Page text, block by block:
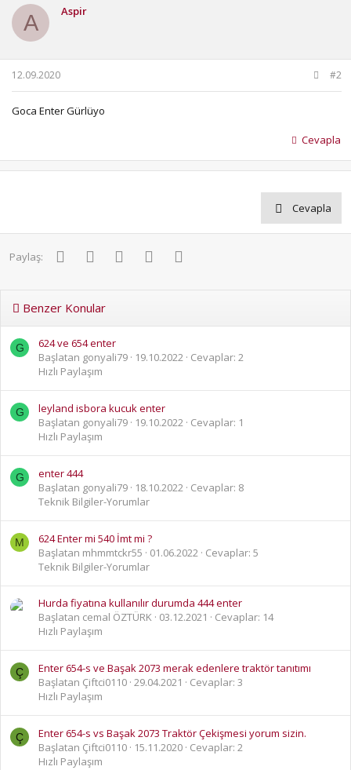
e
r
A Aspir
12.09.2020 #2
Goca Enter Gürlüyo
Cevapla
Cevapla
Paylaş: FacebookTwitter PinterestWhatsApp
Benzer Konular
G
624 ve 654 enter
Başlatan gonyali79
19.10.2022 Cevaplar: 2
Hızlı Paylaşım
G
leyland isbora kucuk enter
Başlatan gonyali79
19.10.2022 Cevaplar: 1
Hızlı Paylaşım
G
enter 444
Başlatan gonyali79
18.10.2022 Cevaplar: 8
Teknik Bilgiler-Yorumlar
M
624 Enter mi 540 İmt mi ?
Başlatan mhmmtckr55
01.06.2022
Cevaplar: 5
Teknik Bilgiler-Yorumlar
Hurda fiyatına kullanılır durumda 444 enter
Başlatan cemal ÖZTÜRK 03.12.2021
Cevaplar: 14
Hızlı Paylaşım
Ç
Enter 654-s ve Başak 2073 merak edenlere traktör tanıtımı
Başlatan Çiftci0110 29.04.2021
Cevaplar: 3
Hızlı Paylaşım
Ç
Enter 654-s vs Başak 2073 Traktör Çekişmesi yorum sizin.
Başlatan Çiftci0110
15.11.2020 Cevaplar: 2
Hızlı Paylaşım